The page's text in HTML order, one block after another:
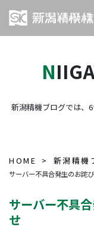
新潟精機ブログでは、
HOME 新潟精機
サーバー不具合発生のお詫
サーバー不具
せ